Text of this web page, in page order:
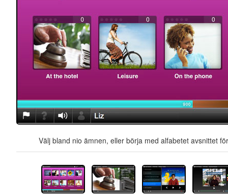
Välj bland nio ämnen, eller börja med alfabetet avsnittet